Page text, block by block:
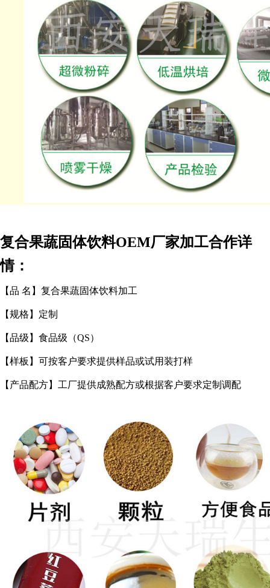
复合果蔬固体饮料OEM厂家加工合作详
情：
【品 名】复合果蔬固体饮料加工
【规格】定制
【品级】食品级（QS）
【样板】可按客户要求提供样品或试用装打样
【产品配方】工厂提供成熟配方或根据客户要求定制调配